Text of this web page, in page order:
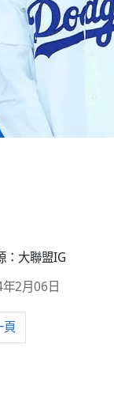
：大聯盟IG
2月06日
文章: 美職 / 大谷現
頁